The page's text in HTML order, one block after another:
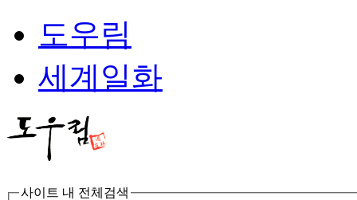
도우림
세계일화
사이트 내 전체검색